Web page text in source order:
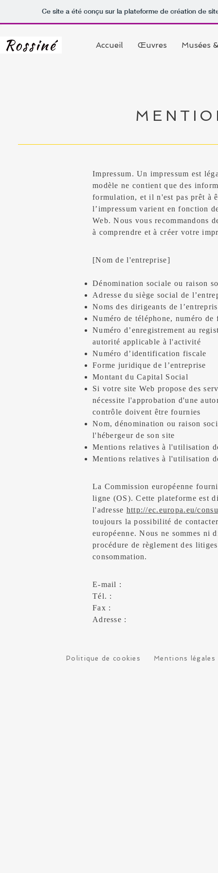
Ce site a été conçu sur la plateforme de création de
Accueil Œuvres Musées
Impressum. Un impressum est
modèle ne contient que des
formulation, et il n'est pas prêt à
l’impressum varient en fonction
Web. Nous vous recommandons
à comprendre et à créer votre
[Nom de l'entreprise]
Dénomination sociale ou raison
Adresse du siège social de
Noms des dirigeants de
Numéro de téléphone, numéro
Numéro d’enregistrement au
autorité applicable à l'activité
Numéro d’identification fiscale
Forme juridique de l’entreprise
Montant du Capital Social
Si votre site Web propose des
nécessite l'approbation d'une
contrôle doivent être fournies
Nom, dénomination ou raison
l'hébergeur de son site
Mentions relatives à l'utilisation
Mentions relatives à l'utilisation
La Commission européenne
ligne (OS). Cette plateforme est
l'adresse http://ec.europa.eu/
toujours la possibilité de
européenne. Nous ne sommes ni
procédure de règlement des
consommation.
E-mail :
Tél. :
Fax :
Adresse :
Politique de cookies Mentions légales